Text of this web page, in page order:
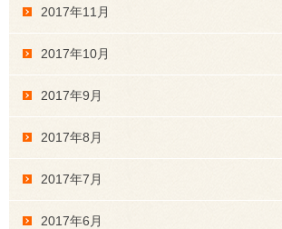
2017年11月
2017年10月
2017年9月
2017年8月
2017年7月
2017年6月